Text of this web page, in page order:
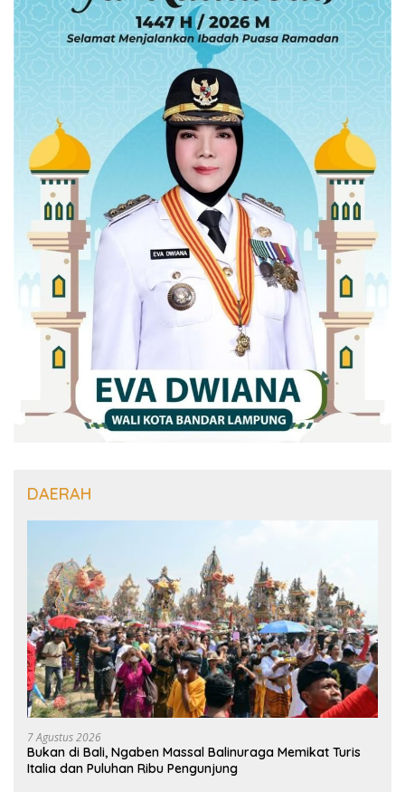
DAERAH
7 Agustus 2026
Bukan di Bali, Ngaben Massal Balinuraga Memikat Turis
Italia dan Puluhan Ribu Pengunjung